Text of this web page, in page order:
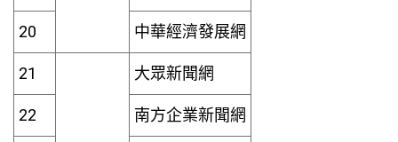
20 中華經濟發展網
21 大眾新聞網
22 南方企業新聞網